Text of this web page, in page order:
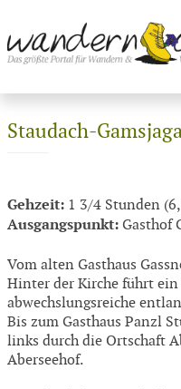
Staudach-
Gehzeit: 1 3/4 Stunden
Ausgangspunkt: Gasthof
Vom alten Gasthaus
Hinter der Kirche führt ein
abwechslungsreiche
Bis zum Gasthaus Panzl
links durch die Ortschaft
Aberseehof.